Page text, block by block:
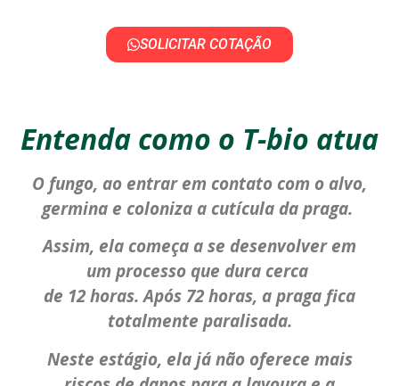
SOLICITAR COTAÇÃO
Entenda como o T-bio atua
O fungo, ao entrar em contato com o alvo,
germina e coloniza a cutícula da praga.
Assim, ela começa a se desenvolver em
um processo que dura cerca
de 12 horas. Após 72 horas, a praga fica
totalmente paralisada.
Neste estágio, ela já não oferece mais